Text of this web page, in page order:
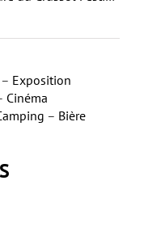
– Exposition
Cinéma
– Bière